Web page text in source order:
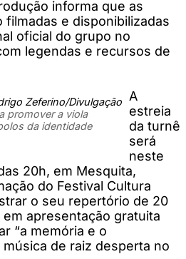
informa que as
e disponibilizadas
oficial do grupo no
legendas e recursos de
Zeferino/Divulgação
promover a viola
da identidade
A
estreia
da turnê
será
neste
20h, em Mesquita,
do Festival Cultura
o seu repertório de 20
apresentação gratuita
“a memória e o
de raiz desperta no